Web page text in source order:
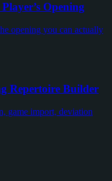
Opening
opening you can actually
Repertoire Builder
game import, deviation